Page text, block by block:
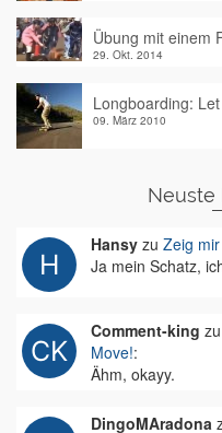
Übung mit einem
29. Okt. 2014
Longboarding:
09. März 2010
Neuste
Hansy zu Zeig
Ja mein Schatz,
Comment-king zu
Move!:
Ähm, okayy.
DingoMAradona